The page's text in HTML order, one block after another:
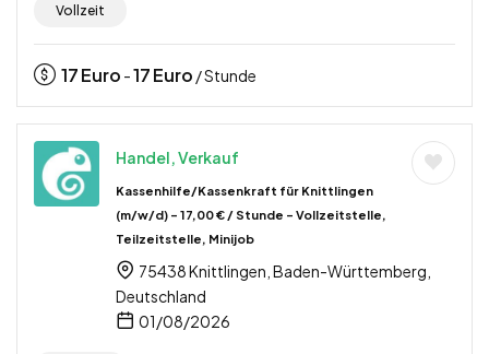
Vollzeit
17Euro -17Euro / Stunde
Handel, Verkauf
Kassenhilfe/Kassenkraft für Knittlingen
(m/w/d) – 17,00 € / Stunde – Vollzeitstelle,
Teilzeitstelle, Minijob
75438 Knittlingen, Baden-Württemberg,
Deutschland
01/08/2026